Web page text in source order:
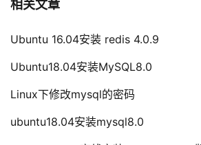
相关文章
Ubuntu 16.04安装 redis 4.0.9
Ubuntu18.04安装MySQL8.0
Linux下修改mysql的密码
ubuntu18.04安装mysql8.0